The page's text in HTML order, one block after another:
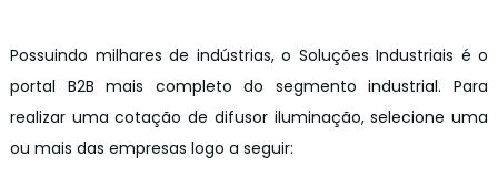
Possuindo milhares de indústrias, o Soluções Industriais é o
portal B2B mais completo do segmento industrial. Para
realizar uma cotação de difusor iluminação, selecione uma
ou mais das empresas logo a seguir: